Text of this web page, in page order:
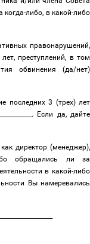
либо, в какой-либо
правонарушений,
преступлений, в том
обвинения (да/нет)
последних 3 (трех) лет
Если да, дайте
директор (менеджер),
обращались ли за
в какой-либо
Вы намеревались